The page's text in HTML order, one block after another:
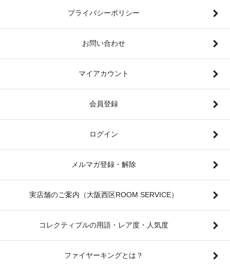
プライバシーポリシー
お問い合わせ
マイアカウント
会員登録
ログイン
メルマガ登録・解除
実店舗のご案内（大阪西区ROOM SERVICE）
コレクティブルの用語・レア度・人気度
ファイヤーキングとは？